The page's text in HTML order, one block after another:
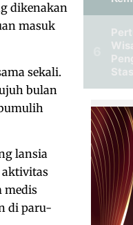
dikenakan
masuk
sekali.
bulan
lansia
aktivitas
medis
di paru-